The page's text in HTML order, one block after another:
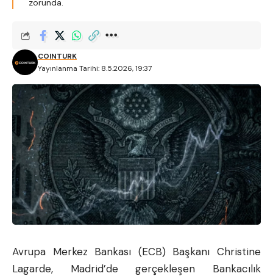
zorunda.
Yayınlanma Tarihi: 8.5.2026, 19:37
COINTURK
Avrupa Merkez Bankası (ECB) Başkanı Christine
Lagarde, Madrid’de gerçekleşen Bankacılık